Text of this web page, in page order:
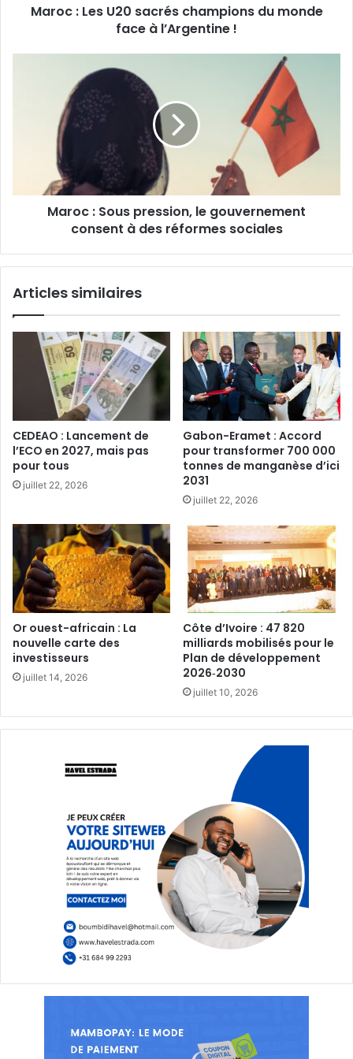
Maroc : Les U20 sacrés champions du monde
face à l’Argentine !
des
réformesMaroc : Sous pression, le gouvernement
consent à des réformes sociales
Articles similaires
CEDEAO : Lancement de
l’ECO en 2027, mais pas
pour tous‎
juillet 22, 2026
Gabon-Eramet : Accord
pour transformer 700 000
tonnes de manganèse d’ici
2031
juillet 22, 2026
Or ouest-africain : La
nouvelle carte des
investisseurs‎
juillet 14, 2026
Côte d’Ivoire : 47 820
milliards mobilisés pour le
Plan de développement
2026‑2030‎
juillet 10, 2026